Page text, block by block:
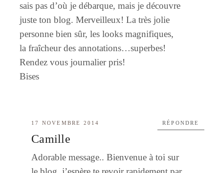
sais pas d’où je débarque, mais je découvre
juste ton blog. Merveilleux! La très jolie
personne bien sûr, les looks magnifiques,
la fraîcheur des annotations…superbes!
Rendez vous journalier pris!
Bises
17 NOVEMBRE 2014
Camille
Adorable message.. Bienvenue à toi sur
RÉPONDRE